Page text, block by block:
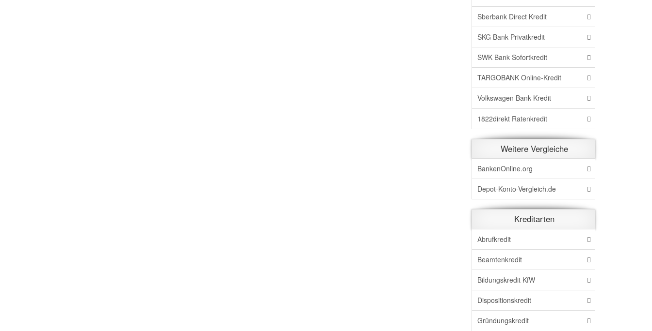
Sberbank Direct Kredit
SKG Bank Privatkredit
SWK Bank Sofortkredit
TARGOBANK Online-Kredit
Volkswagen Bank Kredit
1822direkt Ratenkredit
Weitere Vergleiche
BankenOnline.org
Depot-Konto-Vergleich.de
Kreditarten
Abrufkredit
Beamtenkredit
Bildungskredit KfW
Dispositionskredit
Gründungskredit